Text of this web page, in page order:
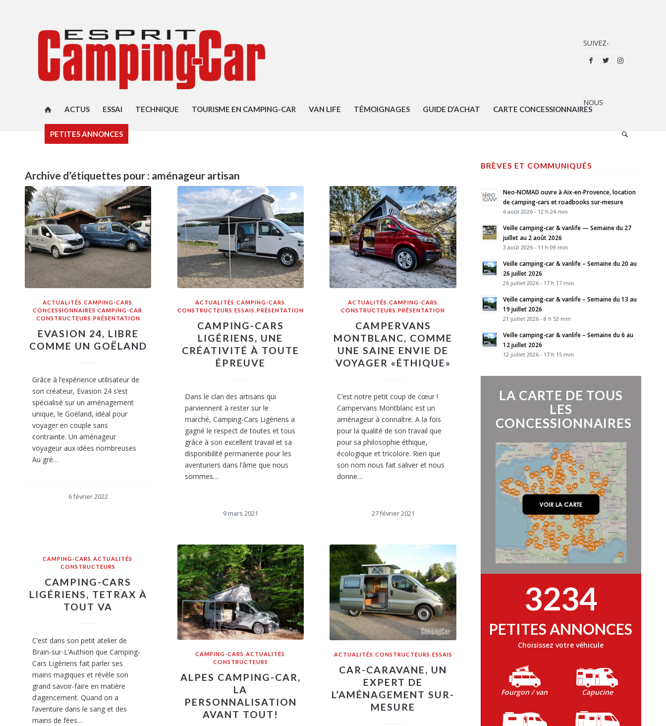
ACTUS ESSAI TECHNIQUE TOURISME EN CAMPING-CAR VAN LIFE TÉMOIGNAGES GUIDE D’ACHAT CARTE CONCESSIONNAIRES
PETITES ANNONCES
Archive d’étiquettes pour : aménageur artisan
ACTUALITÉS ,CAMPING-CARS
CONCESSIONNAIRES CAMPING-CAR
CONSTRUCTEURS PRÉSENTATION
EVASION 24, LIBRE
COMME UN GOËLAND
Grâce à l’expérience utilisateur de
son créateur, Evasion 24 s’est
spécialisé sur un aménagement
unique, le Goëland, idéal pour
voyager en couple sans
contrainte. Un aménageur
voyageur aux idées nombreuses
Au gré…
6 février 2022
ACTUALITÉS CAMPING-CARS
CONSTRUCTEURS ESSAIS PRÉSENTATION
CAMPING-CARS
LIGÉRIENS, UNE
CRÉATIVITÉ À TOUTE
ÉPREUVE
Dans le clan des artisans qui
parviennent à rester sur le
marché, Camping-Cars Ligériens a
gagné le respect de toutes et tous
grâce à son excellent travail et sa
disponibilité permanente pour les
aventuriers dans l’âme que nous
sommes…
9 mars 2021
ACTUALITÉS CAMPING-CARS
CONSTRUCTEURS ,PRÉSENTATION
CAMPERVANS
MONTBLANC, COMME
UNE SAINE ENVIE DE
VOYAGER «ÉTHIQUE»
C’est notre petit coup de cœur !
Campervans Montblanc est un
aménageur à connaître. A la fois
pour la qualité de son travail que
pour sa philosophie éthique,
écologique et tricolore. Rien que
son nom nous fait saliver et nous
donne…
27 février 2021
CAMPING-CARS ,ACTUALITÉS
CONSTRUCTEURS
CAMPING-CARS
LIGÉRIENS, TETRAX À
TOUT VA
C’est dans son petit atelier de
Brain-sur-L’Authion que Camping-
Cars Ligériens fait parler ses
mains magiques et révèle son
grand savoir-faire en matière
d’agencement. Quand on a
l’aventure dans le sang et des
mains de fées…
CAMPING-CARS ACTUALITÉS
CONSTRUCTEURS
ALPES CAMPING-CAR,
LA
PERSONNALISATION
AVANT TOUT!
ACTUALITÉS CONSTRUCTEURS ESSAIS
CAR-CARAVANE, UN
EXPERT DE
L’AMÉNAGEMENT SUR-
MESURE
BRÈVES ET COMMUNIQUÉS
Neo-NOMAD ouvre à Aix-en-Provence, location
de camping-cars et roadbooks sur-mesure
6 août 2026 - 12 h 24 min
Veille camping-car & vanlife — Semaine du 27
juillet au 2 août 2026
3 août 2026 - 11 h 09 min
Veille camping-car & vanlife – Semaine du 20 au
26 juillet 2026
26 juillet 2026 - 17 h 17 min
Veille camping-car & vanlife – Semaine du 13 au
19 juillet 2026
21 juillet 2026 - 8 h 53 min
Veille camping-car & vanlife – Semaine du 6 au
12 juillet 2026
12 juillet 2026 - 17 h 15 min
LA CARTE DE TOUS
LES
CONCESSIONNAIRES
3234
PETITES ANNONCES
Choisissez votre véhicule
Fourgon / van Capucine